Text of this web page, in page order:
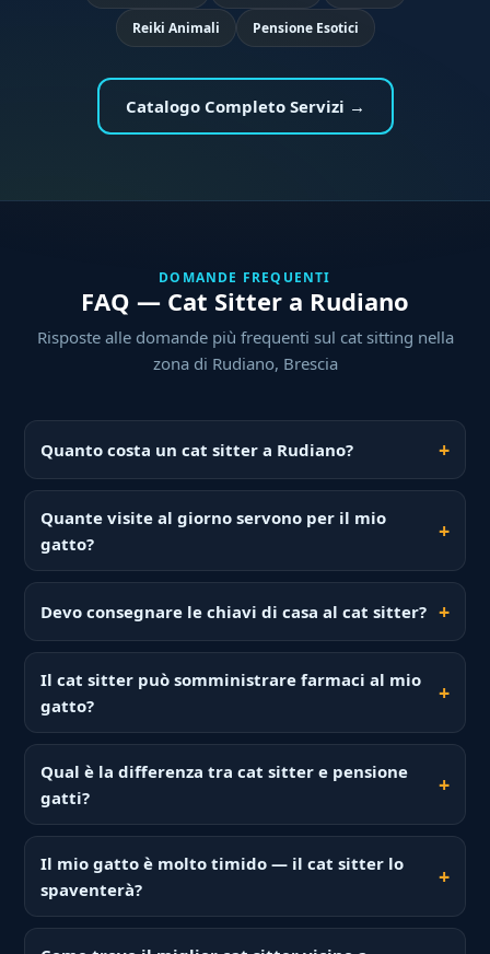
Reiki Animali Pensione Esotici
Catalogo Completo Servizi →
DOMANDE FREQUENTI
FAQ — Cat Sitter a Rudiano
Risposte alle domande più frequenti sul cat sitting nella
zona di Rudiano, Brescia
Quanto costa un cat sitter a Rudiano?
Quante visite al giorno servono per il mio
gatto?
Devo consegnare le chiavi di casa al cat sitter?
Il cat sitter può somministrare farmaci al mio
gatto?
Qual è la differenza tra cat sitter e pensione
gatti?
Il mio gatto è molto timido — il cat sitter lo
spaventerà?